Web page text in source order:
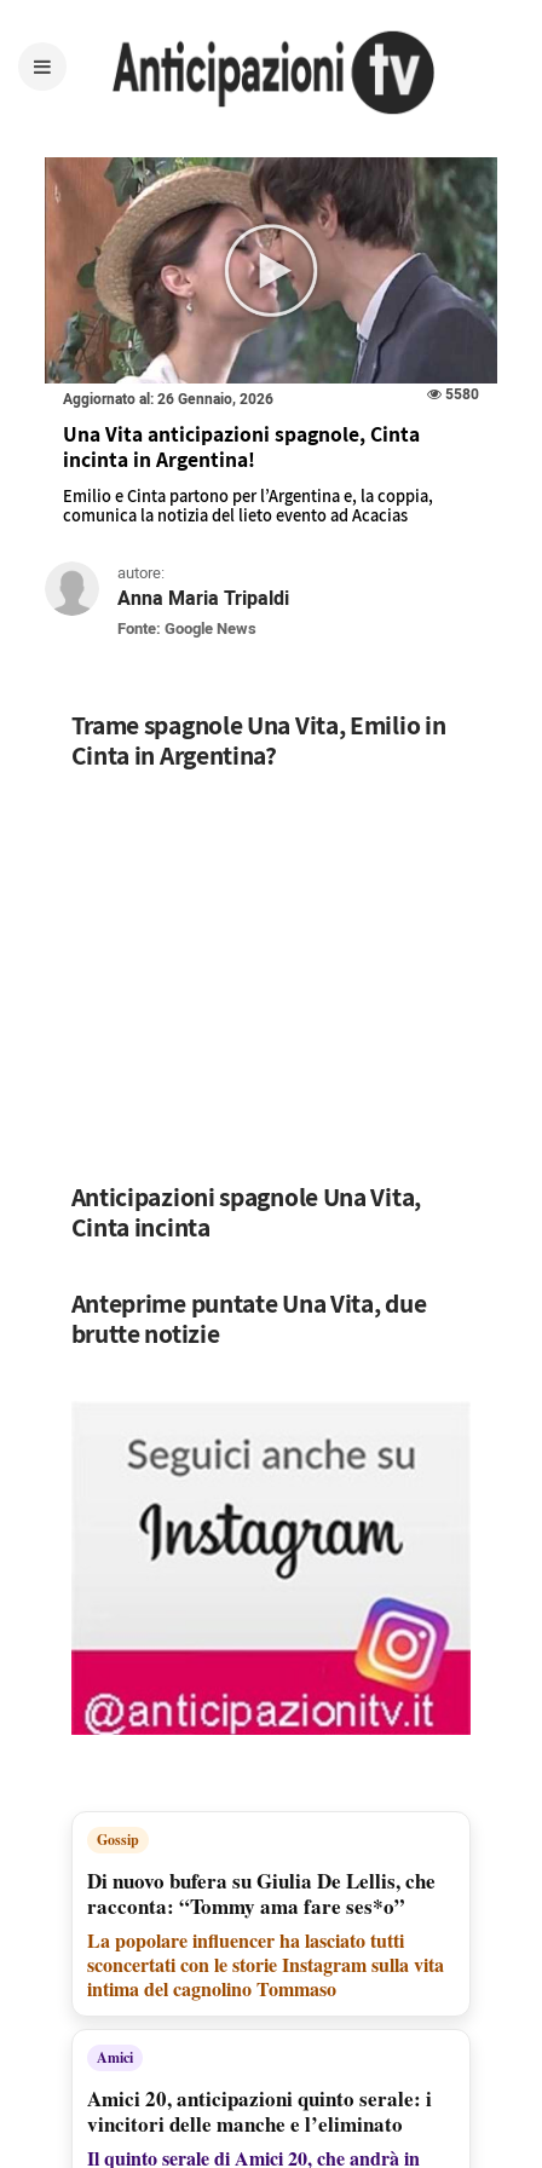
Aggiornato al: 26 Gennaio, 2026 5580
Una Vita anticipazioni spagnole, Cinta
incinta in Argentina!
Emilio e Cinta partono per l’Argentina e, la coppia,
comunica la notizia del lieto evento ad Acacias
autore:
Anna Maria Tripaldi
Fonte: Google News
Trame spagnole Una Vita, Emilio in
Cinta in Argentina?
Anticipazioni spagnole Una Vita,
Cinta incinta
Anteprime puntate Una Vita, due
brutte notizie
Gossip
Di nuovo bufera su Giulia De Lellis, che
racconta: “Tommy ama fare ses*o”
La popolare influencer ha lasciato tutti
sconcertati con le storie Instagram sulla vita
intima del cagnolino Tommaso
Amici
Amici 20, anticipazioni quinto serale: i
vincitori delle manche e l’eliminato
Il quinto serale di Amici 20, che andrà in